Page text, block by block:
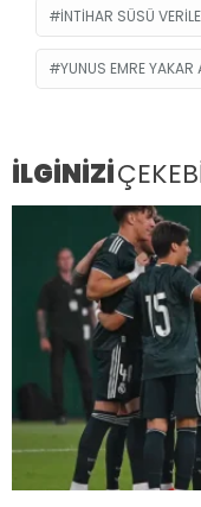
INTIHAR SÜSÜ
YUNUS EMRE
İLGİNİZİ